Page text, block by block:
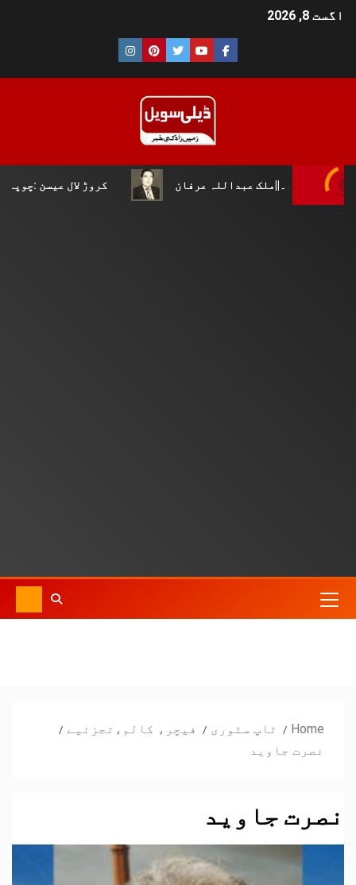
اگست 8, 2026
کروڑ لال عیسن :چوپال کلچرل اینڈ لٹریری عرفان
Home ٹاپ سٹوری
فیچر، کالم،تجزئیے
نصرت جاوید
نصرت جاوید